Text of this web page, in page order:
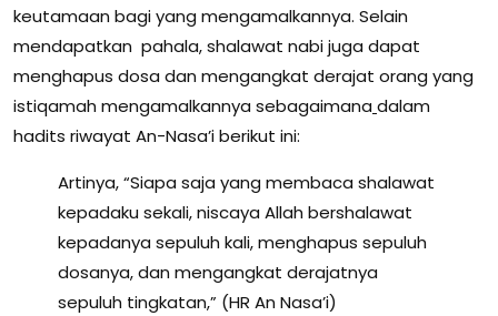
keutamaan bagi yang mengamalkannya. Selain
mendapatkan pahala, shalawat nabi juga dapat
menghapus dosa dan mengangkat derajat orang yang
istiqamah mengamalkannya sebagaimana dalam
hadits riwayat An-Nasa’i berikut ini:
Artinya, “Siapa saja yang membaca shalawat
kepadaku sekali, niscaya Allah bershalawat
kepadanya sepuluh kali, menghapus sepuluh
dosanya, dan mengangkat derajatnya
sepuluh tingkatan,” (HR An Nasa’i)